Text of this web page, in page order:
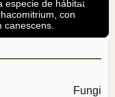
especie de hábitat
con
Fungi